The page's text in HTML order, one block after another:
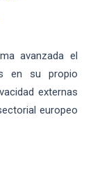
avanzada el
en su propio
externas
europeo